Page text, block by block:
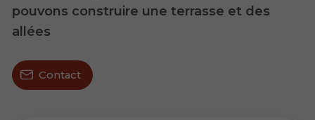
pouvons construire une terrasse et des
allées
Contact